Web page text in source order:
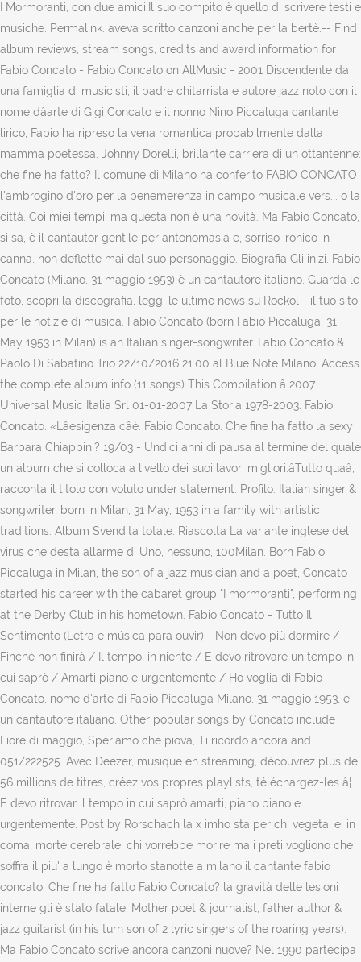
I Mormoranti, con due amici.Il suo compito è quello di scrivere testi e
musiche. Permalink. aveva scritto canzoni anche per la bertè.-- Find
album reviews, stream songs, credits and award information for
Fabio Concato - Fabio Concato on AllMusic - 2001 Discendente da
una famiglia di musicisti, il padre chitarrista e autore jazz noto con il
nome dâarte di Gigi Concato e il nonno Nino Piccaluga cantante
lirico, Fabio ha ripreso la vena romantica probabilmente dalla
mamma poetessa. Johnny Dorelli, brillante carriera di un ottantenne:
che fine ha fatto? Il comune di Milano ha conferito FABIO CONCATO
l'ambrogino d'oro per la benemerenza in campo musicale vers... o la
città. Coi miei tempi, ma questa non è una novità. Ma Fabio Concato,
si sa, è il cantautor gentile per antonomasia e, sorriso ironico in
canna, non deflette mai dal suo personaggio. Biografia Gli inizi. Fabio
Concato (Milano, 31 maggio 1953) è un cantautore italiano. Guarda le
foto, scopri la discografia, leggi le ultime news su Rockol - il tuo sito
per le notizie di musica. Fabio Concato (born Fabio Piccaluga, 31
May 1953 in Milan) is an Italian singer-songwriter. Fabio Concato &
Paolo Di Sabatino Trio 22/10/2016 21.00 al Blue Note Milano. Access
the complete album info (11 songs) This Compilation â 2007
Universal Music Italia Srl 01-01-2007 La Storia 1978-2003. Fabio
Concato. «Lâesigenza câè. Fabio Concato. Che fine ha fatto la sexy
Barbara Chiappini? 19/03 - Undici anni di pausa al termine del quale
un album che si colloca a livello dei suoi lavori migliori.âTutto quaâ,
racconta il titolo con voluto under statement. Profilo: Italian singer &
songwriter, born in Milan, 31 May, 1953 in a family with artistic
traditions. Album Svendita totale. Riascolta La variante inglese del
virus che desta allarme di Uno, nessuno, 100Milan. Born Fabio
Piccaluga in Milan, the son of a jazz musician and a poet, Concato
started his career with the cabaret group "I mormoranti", performing
at the Derby Club in his hometown. Fabio Concato - Tutto Il
Sentimento (Letra e música para ouvir) - Non devo più dormire /
Finchè non finirà / Il tempo, in niente / E devo ritrovare un tempo in
cui saprò / Amarti piano e urgentemente / Ho voglia di Fabio
Concato, nome d'arte di Fabio Piccaluga Milano, 31 maggio 1953, è
un cantautore italiano. Other popular songs by Concato include
Fiore di maggio, Speriamo che piova, Ti ricordo ancora and
051/222525. Avec Deezer, musique en streaming, découvrez plus de
56 millions de titres, créez vos propres playlists, téléchargez-les â¦
E devo ritrovar il tempo in cui saprò amarti, piano piano e
urgentemente. Post by Rorschach la x imho sta per chi vegeta, e' in
coma, morte cerebrale, chi vorrebbe morire ma i preti vogliono che
soffra il piu' a lungo è morto stanotte a milano il cantante fabio
concato. Che fine ha fatto Fabio Concato? la gravità delle lesioni
interne gli è stato fatale. Mother poet & journalist, father author &
jazz guitarist (in his turn son of 2 lyric singers of the roaring years).
Ma Fabio Concato scrive ancora canzoni nuove? Nel 1990 partecipa